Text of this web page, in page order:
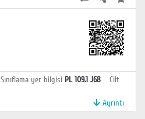
Sınıflama yer bilgisi PL 109.1 J68
Cilt
Ayrıntı